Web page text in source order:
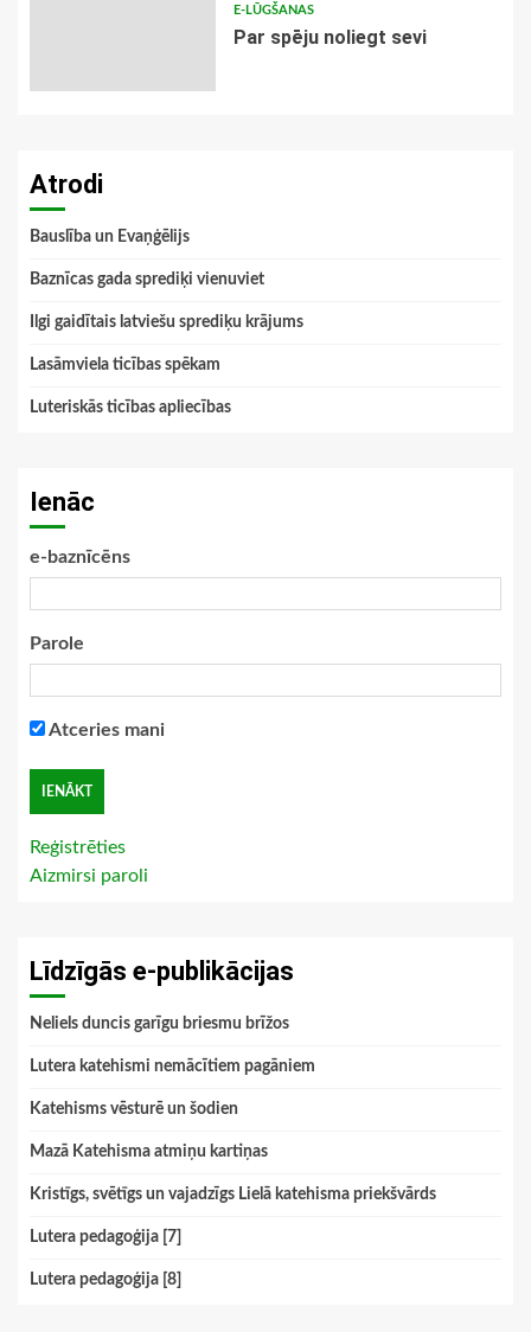
E-LŪGŠANAS
Par spēju noliegt sevi
Atrodi
Bauslība un Evaņģēlijs
Baznīcas gada sprediķi vienuviet
Ilgi gaidītais latviešu sprediķu krājums
Lasāmviela ticības spēkam
Luteriskās ticības apliecības
Ienāc
e-baznīcēns
Parole
Atceries mani
Reģistrēties
Aizmirsi paroli
Līdzīgās e-publikācijas
Neliels duncis garīgu briesmu brīžos
Lutera katehismi nemācītiem pagāniem
Katehisms vēsturē un šodien
Mazā Katehisma atmiņu kartiņas
Kristīgs, svētīgs un vajadzīgs Lielā katehisma priekšvārds
Lutera pedagoģija [7]
Lutera pedagoģija [8]